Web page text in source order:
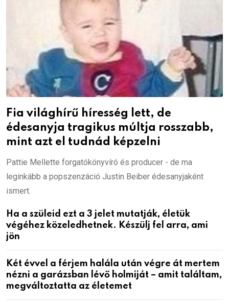
Fia világhírű híresség lett, de
édesanyja tragikus múltja rosszabb,
mint azt el tudnád képzelni
Pattie Mellette forgatókönyvíró és producer - de ma
leginkább a popszenzáció Justin Beiber édesanyjaként
ismert.
Ha a szüleid ezt a 3 jelet mutatják, életük
végéhez közeledhetnek. Készülj fel arra, ami
jön
Két évvel a férjem halála után végre át mertem
nézni a garázsban lévő holmiját – amit találtam,
megváltoztatta az életemet